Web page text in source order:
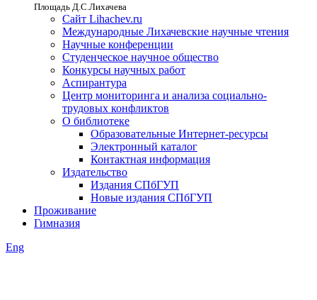
Площадь Д.С.Лихачева
Сайт Lihachev.ru
Международные Лихачевские научные чтения
Научные конференции
Студенческое научное общество
Конкурсы научных работ
Аспирантура
Центр мониторинга и анализа социально-
трудовых конфликтов
О библиотеке
Образовательные Интернет-ресурсы
Электронный каталог
Контактная информация
Издательство
Издания СПбГУП
Новые издания СПбГУП
Проживание
Гимназия
Eng